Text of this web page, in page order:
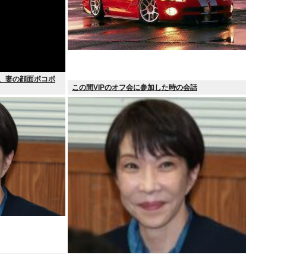
妻の顔面ボコボ
この間VIPのオフ会に参加した時の会話